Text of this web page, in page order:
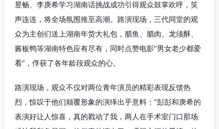
昱畅、李庚希学习湖南话挑战成功引得观众鼓掌欢呼，笑
声连连，将全场氛围推至高潮。路演现场，三代同堂的观
众为主创们送上湖南年货大礼包，腊鱼、腊肉、龙须酥、
酱板鸭等湖南特色应有尽有，同时点赞电影“男女老少都爱
看”，俘获了各年龄段观众的心。
路演现场，观众不仅对两位青年演员的精彩表现反馈热
烈，惊叹于他们颠覆形象的演绎出乎意料：“彭彭和庚希的
表演好让人惊喜，真的戳动了我，两人在手术室门口那场